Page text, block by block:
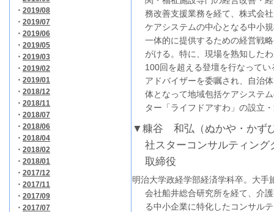
・ 2019/08
・ 2019/07
・ 2019/06
・ 2019/05
・ 2019/03
・ 2019/02
・ 2019/01
・ 2018/12
・ 2018/11
・ 2018/07
・ 2018/06
・ 2018/04
・ 2018/02
・ 2018/01
・ 2017/12
・ 2017/11
・ 2017/09
・ 2017/07
務改善支援業務を経て、株式会
ケアシステムの中心となる中小
一体的に提供するための経営戦
がける。特に、現場を熟知した
100回を超える登壇を行なって
アドバイザーを委嘱され、自治
体となって地域包括ケアシステ
ター「ライフドアすわ」の設立
▼糠谷 和弘（ぬかや・かず
社スターコンサルティング
取締役
明治大学政経学部経済学科卒。大手
会社船井総合研究所を経て、介
る中小企業に特化したコンサル